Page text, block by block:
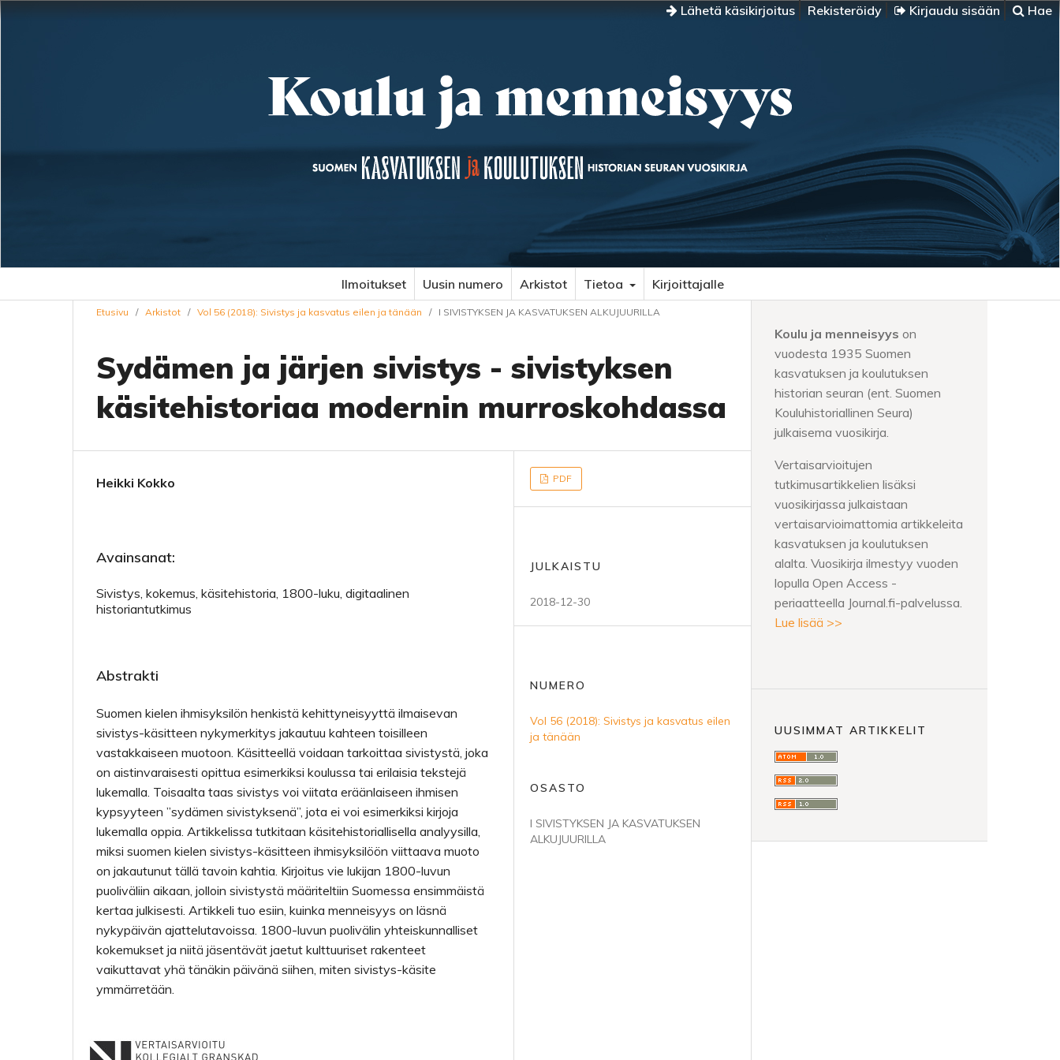
Lähetä käsikirjoitus Rekisteröidy Kirjaudu sisään Hae
Ilmoitukset Uusin numero Arkistot Tietoa Kirjoittajalle
Etusivu / Arkistot / Vol 56 (2018): Sivistys ja kasvatus eilen ja tänään / I SIVISTYKSEN JA KASVATUKSEN ALKUJUURILLA
Sydämen ja järjen sivistys - sivistyksen
käsitehistoriaa modernin murroskohdassa
Heikki Kokko
Avainsanat:
Sivistys, kokemus, käsitehistoria, 1800-luku, digitaalinen
historiantutkimus
Abstrakti
Suomen kielen ihmisyksilön henkistä kehittyneisyyttä ilmaisevan
sivistys-käsitteen nykymerkitys jakautuu kahteen toisilleen
vastakkaiseen muotoon. Käsitteellä voidaan tarkoittaa sivistystä, joka
on aistinvaraisesti opittua esimerkiksi koulussa tai erilaisia tekstejä
lukemalla. Toisaalta taas sivistys voi viitata eräänlaiseen ihmisen
kypsyyteen ”sydämen sivistyksenä”, jota ei voi esimerkiksi kirjoja
lukemalla oppia. Artikkelissa tutkitaan käsitehistoriallisella analyysilla,
miksi suomen kielen sivistys-käsitteen ihmisyksilöön viittaava muoto
on jakautunut tällä tavoin kahtia. Kirjoitus vie lukijan 1800-luvun
puoliväliin aikaan, jolloin sivistystä määriteltiin Suomessa ensimmäistä
kertaa julkisesti. Artikkeli tuo esiin, kuinka menneisyys on läsnä
nykypäivän ajattelutavoissa. 1800-luvun puolivälin yhteiskunnalliset
kokemukset ja niitä jäsentävät jaetut kulttuuriset rakenteet
vaikuttavat yhä tänäkin päivänä siihen, miten sivistys-käsite
ymmärretään.
PDF
JULKAISTU
2018-12-30
NUMERO
Vol 56 (2018): Sivistys ja kasvatus eilen
ja tänään
OSASTO
I SIVISTYKSEN JA KASVATUKSEN
ALKUJUURILLA
Koulu ja menneisyys on
vuodesta 1935 Suomen
kasvatuksen ja koulutuksen
historian seuran (ent. Suomen
Kouluhistoriallinen Seura)
julkaisema vuosikirja.
Vertaisarvioitujen
tutkimusartikkelien lisäksi
vuosikirjassa julkaistaan
vertaisarvioimattomia artikkeleita
kasvatuksen ja koulutuksen
alalta. Vuosikirja ilmestyy vuoden
lopulla Open Access -
periaatteella Journal.fi-palvelussa.
Lue lisää >>
UUSIMMAT ARTIKKELIT